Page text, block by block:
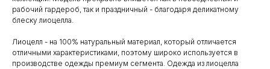
рабочий гардероб, так и праздничный - благодаря деликатному
блеску лиоцелла.
Лиоцелл - на 100% натуральный материал, который отличается
отличными характеристиками, поэтому широко используется в
производстве одежды премиум сегмента. Одежда из лиоцелла